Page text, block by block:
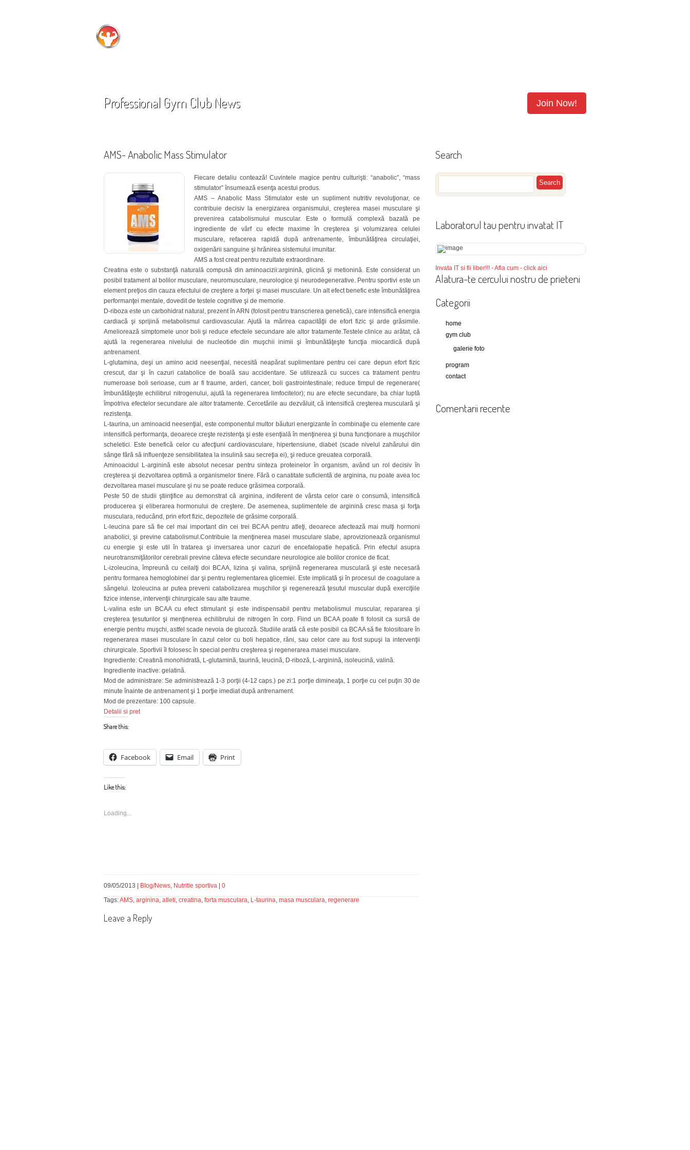
Professional Gym Club News Join Now!
AMS- Anabolic Mass Stimulator
Fiecare detaliu contează! Cuvintele magice pentru culturişti: “anabolic”, “mass
stimulator” însumează esenţa acestui produs.
AMS – Anabolic Mass Stimulator este un supliment nutritiv revoluţionar, ce
contribuie decisiv la energizarea organismului, creşterea masei musculare şi
prevenirea catabolismului muscular. Este o formulă complexă bazată pe
ingrediente de vârf cu efecte maxime în creşterea şi volumizarea celulei
musculare, refacerea rapidă după antrenamente, îmbunătăţirea circulaţiei,
oxigenării sanguine şi hrănirea sistemului imunitar.
AMS a fost creat pentru rezultate extraordinare.
Creatina este o substanţă naturală compusă din aminoacizii:arginină, glicină şi metionină. Este considerat un
posibil tratament al bolilor musculare, neuromusculare, neurologice şi neurodegenerative. Pentru sportivi este un
element preţios din cauza efectului de creştere a forţei şi masei musculare. Un alt efect benefic este îmbunătăţirea
performanţei mentale, dovedit de testele cognitive şi de memorie.
D-riboza este un carbohidrat natural, prezent în ARN (folosit pentru transcrierea genetică), care intensifică energia
cardiacă şi sprijină metabolismul cardiovascular. Ajută la mărirea capacităţii de efort fizic şi arde grăsimile.
Ameliorează simptomele unor boli şi reduce efectele secundare ale altor tratamente.Testele clinice au arătat, că
ajută la regenerarea nivelului de nucleotide din muşchii inimii şi îmbunătăţeşte funcţia miocardică după
antrenament.
L-glutamina, deşi un amino acid neesenţial, necesită neapărat suplimentare pentru cei care depun efort fizic
crescut, dar şi în cazuri catabolice de boală sau accidentare. Se utilizează cu succes ca tratament pentru
numeroase boli serioase, cum ar fi traume, arderi, cancer, boli gastrointestinale; reduce timpul de regenerare(
îmbunătăţeşte echilibrul nitrogenului, ajută la regenerarea limfocitelor); nu are efecte secundare, ba chiar luptă
împotriva efectelor secundare ale altor tratamente. Cercetările au dezvăluit, că intensifică creşterea musculară şi
rezistenţa.
L-taurina, un aminoacid neesenţial, este componentul multor băuturi energizante în combinaţie cu elemente care
intensifică performanţa, deoarece creşte rezistenţa şi este esenţială în menţinerea şi buna funcţionare a muşchilor
scheletici. Este benefică celor cu afecţiuni cardiovasculare, hipertensiune, diabet (scade nivelul zahărului din
sânge fără să influenţeze sensibilitatea la insulină sau secreţia ei), şi reduce greuatea corporală.
Aminoacidul L-arginină este absolut necesar pentru sinteza proteinelor în organism, având un rol decisiv în
creşterea şi dezvoltarea optimă a organismelor tinere. Fără o canatitate suficientă de arginina, nu poate avea loc
dezvoltarea masei musculare şi nu se poate reduce grăsimea corporală.
Peste 50 de studii ştiinţifice au demonstrat că arginina, indiferent de vârsta celor care o consumă, intensifică
producerea şi eliberarea hormonului de creştere. De asemenea, suplimentele de arginină cresc masa şi forţa
musculara, reducând, prin efort fizic, depozitele de grăsime corporală.
L-leucina pare să fie cel mai important din cei trei BCAA pentru atleţi, deoarece afectează mai mulţi hormoni
anabolici, şi previne catabolismul.Contribuie la menţinerea masei musculare slabe, aprovizionează organismul
cu energie şi este util în tratarea şi inversarea unor cazuri de encefalopatie hepatică. Prin efectul asupra
neurotransmiţătorilor cerebrali previne câteva efecte secundare neurologice ale bolilor cronice de ficat.
L-izoleucina, împreună cu ceilalţi doi BCAA, lizina şi valina, sprijină regenerarea musculară şi este necesară
pentru formarea hemoglobinei dar şi pentru reglementarea glicemiei. Este implicată şi în procesul de coagulare a
sângelui. Izoleucina ar putea preveni catabolizarea muşchilor şi regenerează ţesutul muscular după exerciţiile
fizice intense, intervenţii chirurgicale sau alte traume.
L-valina este un BCAA cu efect stimulant şi este indispensabil pentru metabolismul muscular, repararea şi
creşterea ţesuturilor şi menţinerea echilibrului de nitrogen în corp. Fiind un BCAA poate fi folosit ca sursă de
energie pentru muşchi, astfel scade nevoia de glucoză. Studiile arată că este posibil ca BCAA să fie folositoare în
regenerarea masei musculare în cazul celor cu boli hepatice, răni, sau celor care au fost supuşi la intervenţii
chirurgicale. Sportivii îl folosesc în special pentru creşterea şi regenerarea masei musculare.
Ingrediente: Creatină monohidrată, L-glutamină, taurină, leucină, D-riboză, L-arginină, isoleucină, valină.
Ingrediente inactive: gelatină.
Mod de administrare: Se administrează 1-3 porţii (4-12 caps.) pe zi:1 porţie dimineaţa, 1 porţie cu cel puţin 30 de
minute înainte de antrenament şi 1 porţie imediat după antrenament.
Mod de prezentare: 100 capsule.
Detalii si pret
Share this:
Facebook Email Print
Like this:
Loading...
09/05/2013 | Blog/News, Nutritie sportiva
0
Tags:AMS, arginina, atleti, creatina, forta musculara, L-taurina, masa musculara, regenerare
Leave a Reply
Search
Laboratorul tau pentru invatat IT
Invata IT si fii liber!!! - Afla cum - click aici
Alatura-te cercului nostru de prieteni
Categorii
home
gym club
galerie foto
program
contact
Comentarii recente